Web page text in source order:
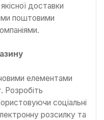
доставки
поштовими
елементами
Розробіть
соціальні
розсилку та